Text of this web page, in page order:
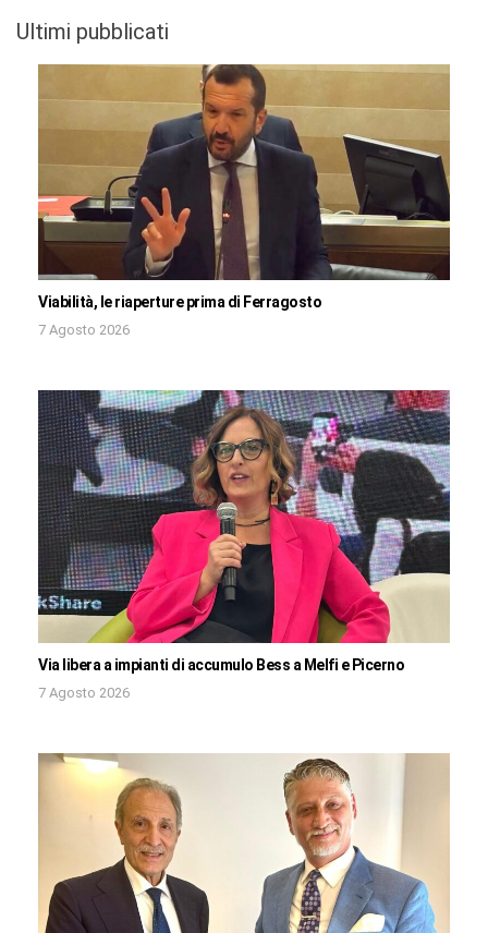
Ultimi pubblicati
Viabilità, le riaperture prima di Ferragosto
7 Agosto 2026
Via libera a impianti di accumulo Bess a Melfi e Picerno
7 Agosto 2026